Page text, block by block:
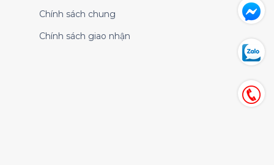
Chính sách chung
Chính sách giao nhận